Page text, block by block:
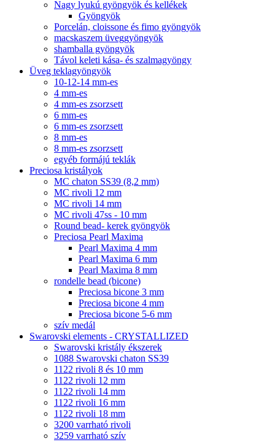
Nagy lyukú gyöngyök és kellékek
Gyöngyök
Porcelán, cloissone és fimo gyöngyök
macskaszem üveggyöngyök
shamballa gyöngyök
Távol keleti kása- és szalmagyöngy
Üveg teklagyöngyök
10-12-14 mm-es
4 mm-es
4 mm-es zsorzsett
6 mm-es
6 mm-es zsorzsett
8 mm-es
8 mm-es zsorzsett
egyéb formájú teklák
Preciosa kristályok
MC chaton SS39 (8,2 mm)
MC rivoli 12 mm
MC rivoli 14 mm
MC rivoli 47ss - 10 mm
Round bead- kerek gyöngyök
Preciosa Pearl Maxima
Pearl Maxima 4 mm
Pearl Maxima 6 mm
Pearl Maxima 8 mm
rondelle bead (bicone)
Preciosa bicone 3 mm
Preciosa bicone 4 mm
Preciosa bicone 5-6 mm
szív medál
Swarovski elements - CRYSTALLIZED
Swarovski kristály ékszerek
1088 Swarovski chaton SS39
1122 rivoli 8 és 10 mm
1122 rivoli 12 mm
1122 rivoli 14 mm
1122 rivoli 16 mm
1122 rivoli 18 mm
3200 varrható rivoli
3259 varrható szív